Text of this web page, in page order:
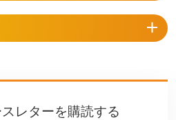
レターを購読する